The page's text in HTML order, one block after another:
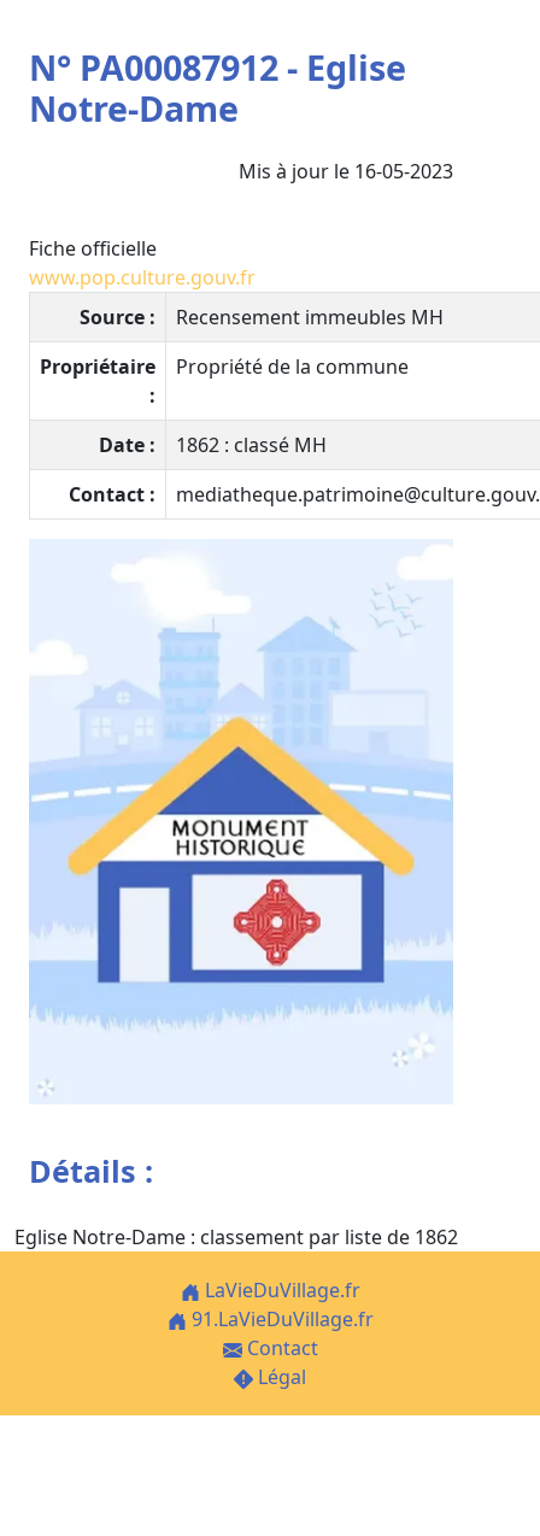
N° PA00087912 - Eglise
Notre-Dame
Mis à jour le 16-05-2023
Fiche officielle
www.pop.culture.gouv.fr
Source :
Recensement immeubles MH
Propriétaire
:
Propriété de la commune
Date :
1862 : classé MH
Contact :
Détails :
Eglise Notre-Dame : classement par liste de 1862
LaVieDuVillage.fr
91.LaVieDuVillage.fr
Contact
Légal